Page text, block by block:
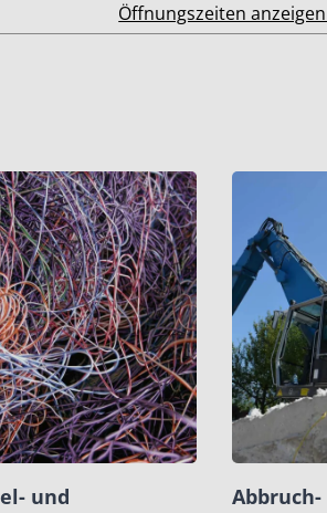
Öffnungszeiten
und